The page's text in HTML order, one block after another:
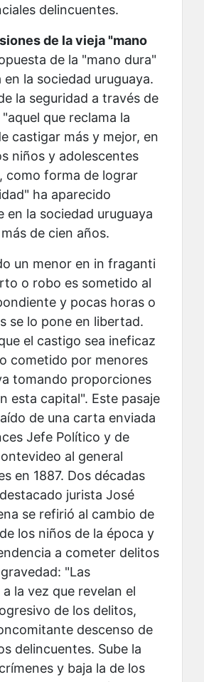
delincuentes.
de la vieja "mano
de la "mano dura"
en la sociedad uruguaya.
la seguridad a través de
que reclama la
castigar más y mejor, en
niños y adolescentes
como forma de lograr
ha aparecido
en la sociedad uruguaya
de cien años.
un menor en in fraganti
o robo es sometido al
y pocas horas o
se lo pone en libertad.
el castigo sea ineficaz
cometido por menores
tomando proporciones
esta capital". Este pasaje
de una carta enviada
Jefe Político y de
al general
en 1887. Dos décadas
jurista José
se refirió al cambio de
los niños de la época y
a cometer delitos
"Las
la vez que revelan el
de los delitos,
descenso de
delincuentes. Sube la
y baja la de los